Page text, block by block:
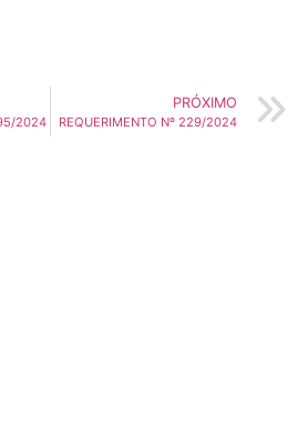
2024
PRÓXIMO
REQUERIMENTO Nº 229/2024